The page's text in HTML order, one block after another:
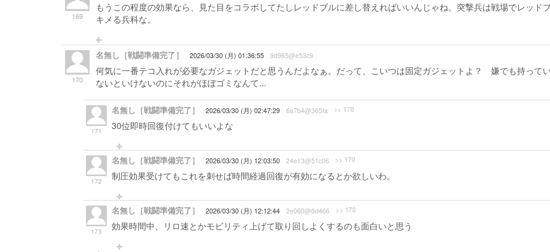
169
もうこの程度の効果なら、見た目をコラボしてたしレッドブルに差し替えればいいんじゃね。突撃兵は戦場でレッド
キメる兵科な。
170
名無し［戦闘準備完了］ 2026/03/30 (月) 01:36:55 9d965@e53c9
何気に一番テコ入れが必要なガジェットだと思うんだよなぁ。だって、こいつは固定ガジェットよ？ 嫌でも持って
ないといけないのにそれがほぼゴミなんて...
171
名無し［戦闘準備完了］ 2026/03/30 (月) 02:47:29 6a7b4@365fa >> 170
30位即時回復付けてもいいよな
172
名無し［戦闘準備完了］ 2026/03/30 (月) 12:03:50 24e13@51c06 >> 170
制圧効果受けてもこれを刺せば時間経過回復が有効になるとか欲しいわ。
173
名無し［戦闘準備完了］ 2026/03/30 (月) 12:12:44 2e060@6d466 >> 170
効果時間中、リロ速とかモビリティ上げて取り回しよくするのも面白いと思う